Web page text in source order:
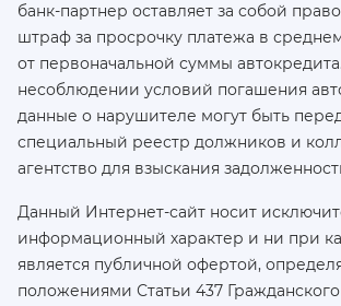
банк-партнер оставляет за собой
штраф за просрочку платежа в
от первоначальной суммы
несоблюдении условий погашения
данные о нарушителе могут быть
специальный реестр должников и
агентство для взыскания
Данный Интернет-сайт носит
информационный характер и ни при
является публичной офертой,
положениями Статьи 437